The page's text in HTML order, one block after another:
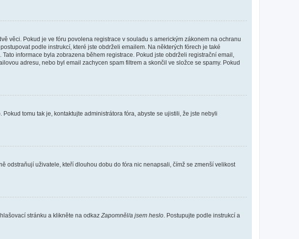
věci. Pokud je ve fóru povolena registrace v souladu s americkým zákonem na ochranu
podle instrukcí, které jste obdrželi emailem. Na některých fórech je také
informace byla zobrazena během registrace. Pokud jste obdrželi registrační email,
adresu, nebo byl email zachycen spam filtrem a skončil ve složce se spamy. Pokud
tomu tak je, kontaktujte administrátora fóra, abyste se ujistili, že jste nebyli
odstraňují uživatele, kteří dlouhou dobu do fóra nic nenapsali, čímž se zmenší velikost
stránku a klikněte na odkaz Zapomněl/a jsem heslo . Postupujte podle instrukcí a